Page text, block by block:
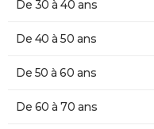
De 30 à 40 ans
De 40 à 50 ans
De 50 à 60 ans
De 60 à 70 ans